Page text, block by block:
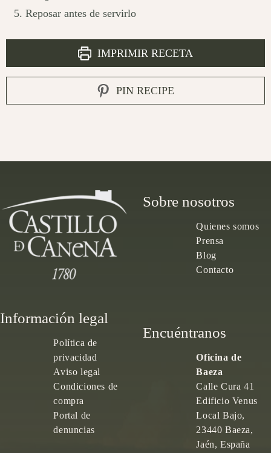
Reposar antes de servirlo
IMPRIMIR RECETA
PIN RECIPE
Sobre nosotros
Quienes somos
Prensa
Blog
Contacto
Información legal
Política de
privacidad
Aviso legal
Condiciones de
compra
Portal de
denuncias
Encuéntranos
Oficina de
Baeza
Calle Cura 41
Edificio Venus
Local Bajo,
23440 Baeza,
Jaén, España